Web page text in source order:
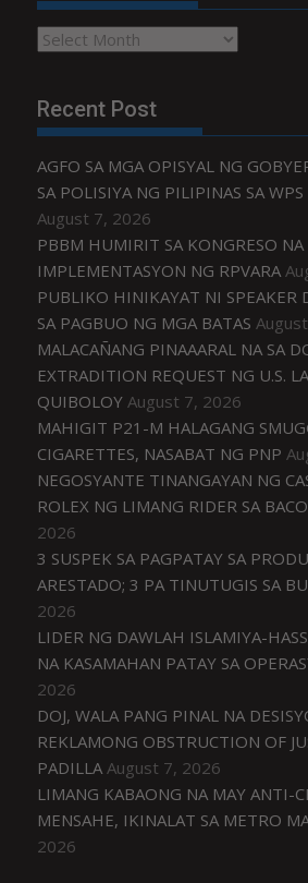
Archives
Recent Post
AGFO SA MGA OPISYAL NG
SA POLISIYA NG PILIPINAS SA
August 7, 2026
PBBM HUMIRIT SA KONGRESO
IMPLEMENTASYON NG RPVARA
PUBLIKO HINIKAYAT NI SPEAKER
SA PAGBUO NG MGA BATAS
MALACAÑANG PINAAARAL NA SA
EXTRADITION REQUEST NG U.S.
QUIBOLOY August 7, 2026
MAHIGIT P21-M HALAGANG
CIGARETTES, NASABAT NG PNP
NEGOSYANTE TINANGAYAN NG
ROLEX NG LIMANG RIDER SA
2026
3 SUSPEK SA PAGPATAY SA
ARESTADO; 3 PA TINUTUGIS SA
2026
LIDER NG DAWLAH ISLAMIYA-
NA KASAMAHAN PATAY SA
2026
DOJ, WALA PANG PINAL NA
REKLAMONG OBSTRUCTION OF
PADILLA August 7, 2026
LIMANG KABAONG NA MAY ANTI-
MENSAHE, IKINALAT SA METRO
2026